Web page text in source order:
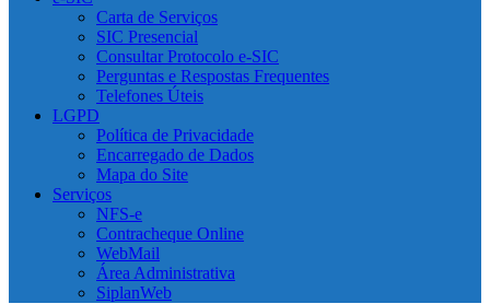
Carta de Serviços
SIC Presencial
Consultar Protocolo e-SIC
Perguntas e Respostas Frequentes
Telefones Úteis
LGPD
Política de Privacidade
Encarregado de Dados
Mapa do Site
Serviços
NFS-e
Contracheque Online
WebMail
Área Administrativa
SiplanWeb